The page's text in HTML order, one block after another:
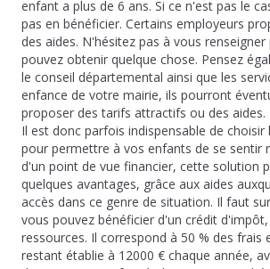
enfant a plus de 6 ans. Si ce n'est pas le
pas en bénéficier. Certains employeurs
des aides. N'hésitez pas à vous
pouvez obtenir quelque chose. Pensez
le conseil départemental ainsi que les
enfance de votre mairie, ils pourront
proposer des tarifs attractifs ou des aides.
Il est donc parfois indispensable de choisir
pour permettre à vos enfants de se sentir
d'un point de vue financier, cette solution
quelques avantages, grâce aux aides
accès dans ce genre de situation. Il faut
vous pouvez bénéficier d'un crédit
ressources. Il correspond à 50 % des frais
restant établie à 12000 € chaque année,